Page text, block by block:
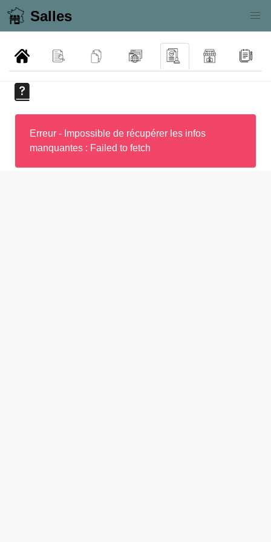
Salles
Erreur - Impossible de récupérer les infos
manquantes : Failed to fetch